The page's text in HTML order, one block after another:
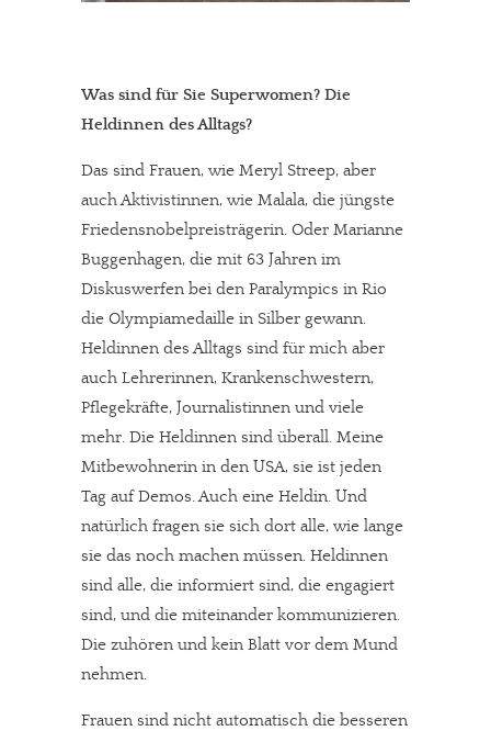
Werbung. Beide Einnahmequellen sind in den letzten Monaten
stark zurückgegangen.
Solltest Du unsere unabhängige Berichterstattung schätzen,
kannst Du uns mit einer kleinen Spende unterstützen.
Paypal - danke@meinesuedstadt.de
JETZT SPENDEN Schon erledigt!
Was sind für Sie Superwomen? Die
Heldinnen des Alltags?
Das sind Frauen, wie Meryl Streep, aber
auch Aktivistinnen, wie Malala, die jüngste
Friedensnobelpreisträgerin. Oder Marianne
Buggenhagen, die mit 63 Jahren im
Diskuswerfen bei den Paralympics in Rio
die Olympiamedaille in Silber gewann.
Heldinnen des Alltags sind für mich aber
auch Lehrerinnen, Krankenschwestern,
Pflegekräfte, Journalistinnen und viele
mehr. Die Heldinnen sind überall. Meine
Mitbewohnerin in den USA, sie ist jeden
Tag auf Demos. Auch eine Heldin. Und
natürlich fragen sie sich dort alle, wie lange
sie das noch machen müssen. Heldinnen
sind alle, die informiert sind, die engagiert
sind, und die miteinander kommunizieren.
Die zuhören und kein Blatt vor dem Mund
nehmen.
Frauen sind nicht automatisch die besseren